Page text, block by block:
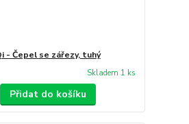
- Čepel se zářezy, tuhý
Skladem 1 ks
Přidat do košíku